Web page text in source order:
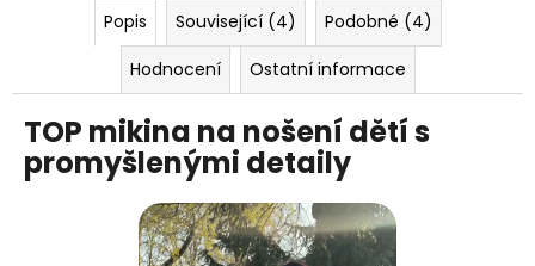
Popis Související (4)
Podobné (4)
Hodnocení
Ostatní informace
TOP mikina na nošení dětí s
promyšlenými detaily